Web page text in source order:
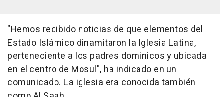
"Hemos recibido noticias de que elementos del
Estado Islámico dinamitaron la Iglesia Latina,
perteneciente a los padres dominicos y ubicada
en el centro de Mosul", ha indicado en un
comunicado. La iglesia era conocida también